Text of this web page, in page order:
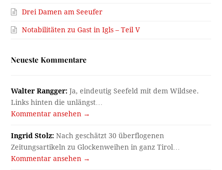
Drei Damen am Seeufer
Notabilitäten zu Gast in Igls – Teil V
Neueste Kommentare
Walter Rangger: Ja, eindeutig Seefeld mit dem Wildsee.
Links hinten die unlängst…
Kommentar ansehen →
Ingrid Stolz: Nach geschätzt 30 überflogenen
Zeitungsartikeln zu Glockenweihen in ganz Tirol…
Kommentar ansehen →